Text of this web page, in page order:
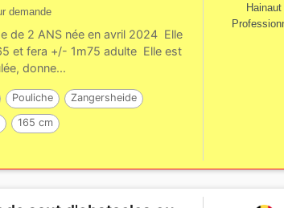
demande
de 2 ANS née en avril 2024 Elle
et fera +/- 1m75 adulte Elle est
donne...
Pouliche Zangersheide
165 cm
Hainaut